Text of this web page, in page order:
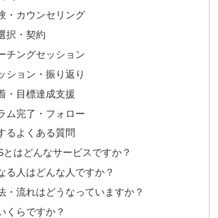
・カウンセリング
択・契約
チングセッション
ション・振り返り
・目標達成支援
ム完了・フォロー
るよくある質問
とはどんなサービスですか？
る人はどんな人ですか？
・流れはどうなっていますか？
くらですか？